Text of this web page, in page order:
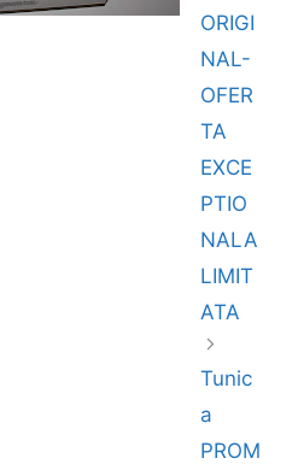
ORIGI
NAL-
OFER
TA
EXCE
PTIO
NALA
LIMIT
ATA
Tunic
a
PROM